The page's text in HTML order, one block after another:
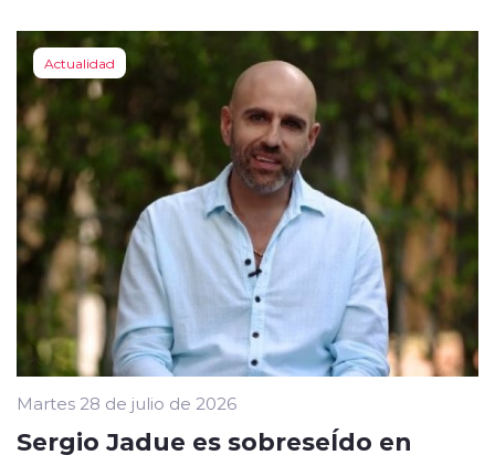
Actualidad
Martes 28 de julio de 2026
Sergio Jadue es sobreseÍdo en